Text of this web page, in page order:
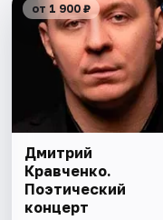
от 1 900 ₽
Дмитрий
Кравченко.
Поэтический
концерт